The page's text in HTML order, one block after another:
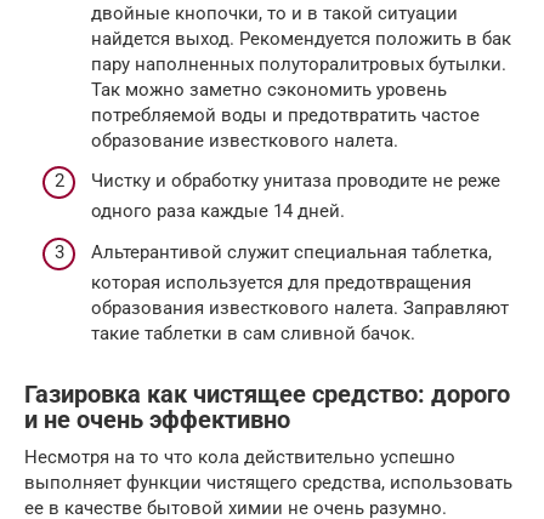
двойные кнопочки, то и в такой ситуации
найдется выход. Рекомендуется положить в бак
пару наполненных полуторалитровых бутылки.
Так можно заметно сэкономить уровень
потребляемой воды и предотвратить частое
образование известкового налета.
Чистку и обработку унитаза проводите не реже
одного раза каждые 14 дней.
Альтерантивой служит специальная таблетка,
которая используется для предотвращения
образования известкового налета. Заправляют
такие таблетки в сам сливной бачок.
Газировка как чистящее средство: дорого
и не очень эффективно
Несмотря на то что кола действительно успешно
выполняет функции чистящего средства, использовать
ее в качестве бытовой химии не очень разумно.